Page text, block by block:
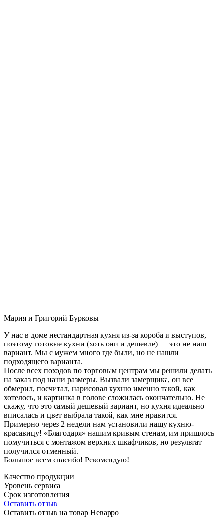
Мария и Григорий Бурковы
У нас в доме нестандартная кухня из-за короба и выступов,
поэтому готовые кухни (хоть они и дешевле) — это не наш
вариант. Мы с мужем много где были, но не нашли
подходящего варианта.
После всех походов по торговым центрам мы решили делать
на заказ под наши размеры. Вызвали замерщика, он все
обмерил, посчитал, нарисовал кухню именно такой, как
хотелось, и картинка в голове сложилась окончательно. Не
скажу, что это самый дешевый вариант, но кухня идеально
вписалась и цвет выбрала такой, как мне нравится.
Примерно через 2 недели нам установили нашу кухню-
красавицу! «Благодаря» нашим кривым стенам, им пришлось
помучиться с монтажом верхних шкафчиков, но результат
получился отменный.
Большое всем спасибо! Рекомендую!
Качество продукции
Уровень сервиса
Срок изготовления
Оставить отзыв
Оставить отзыв на товар Неварро